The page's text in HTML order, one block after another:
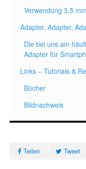
Verwendung 3,5
Adapter, Adapter,
Die bei uns am
Adapter für
Links – Tutorials &
Bücher
Bildnachweis
Teilen Tweet